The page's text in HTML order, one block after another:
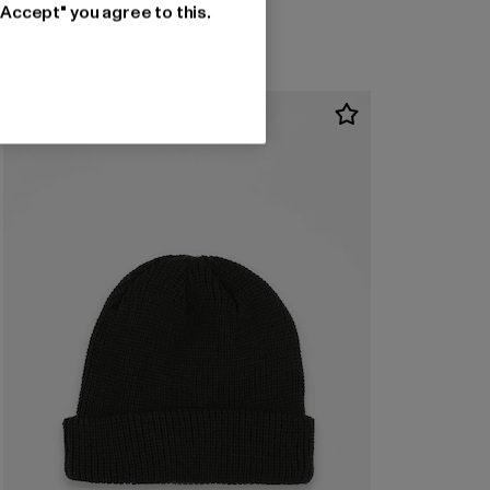
you agree to this.